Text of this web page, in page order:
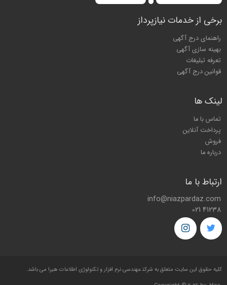
برخی از خدمات نیازپرداز
راهنمای درج آگهی
بهینه سازی آگهی
تعرفه تبلیغات
قوانین درج آگهی
لینک ها
تماس با ما
پرداخت آنلاین
فروش
درباره ما
ارتباط با ما
info@niazpardaz.com
021 41238
کليه حقوق اين سايت متعلق به شرکتمهندسی نرم افزار و تکنولوژی اطلاعات هیرا می باشد.